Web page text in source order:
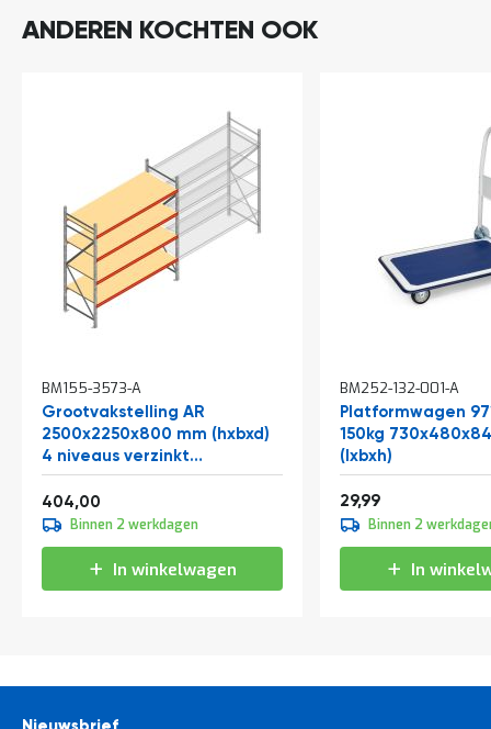
ANDEREN KOCHTEN OOK
BM155-3573-A
Grootvakstelling AR
2500x2250x800 mm (hxbxd)
4 niveaus verzinkt
beginsectie
Vanaf
404,00
Binnen 2 werkdagen
In winkelwagen
BM252-132-001-A
Platformwagen
150kg
(lxbxh)
29,99
winkelwagen
Binnen 2
In
Nieuwsbrief